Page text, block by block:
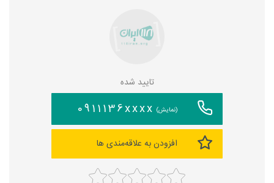
تایید شده
(نمایش) 0911136xxxx
افزودن به علاقه‌مندی ها